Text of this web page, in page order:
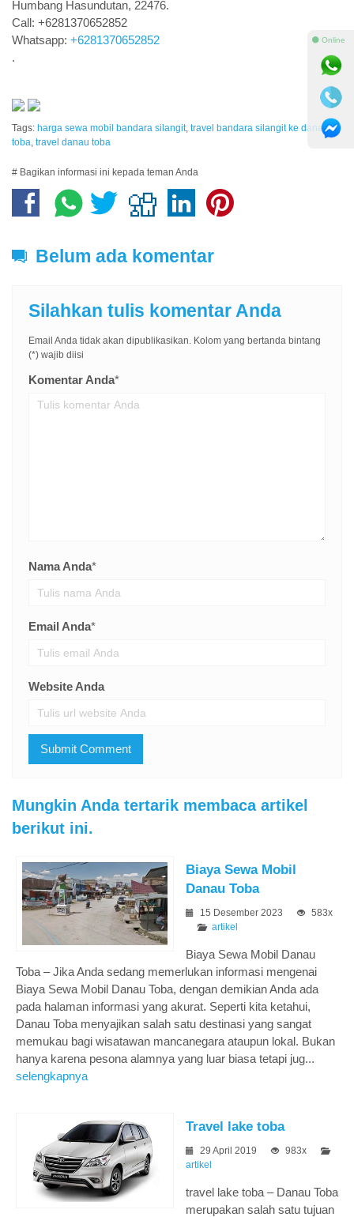
Humbang Hasundutan, 22476.
Call: +6281370652852
Whatsapp: +6281370652852
.
Tags: harga sewa mobil bandara silangit, travel bandara silangit ke danau
toba travel danau toba
# Bagikan informasi ini kepada teman Anda
Belum ada komentar
Silahkan tulis komentar Anda
Email Anda tidak akan dipublikasikan. Kolom yang bertanda bintang
(*) wajib diisi
Komentar Anda*
Nama Anda*
Email Anda*
Website Anda
Mungkin Anda tertarik membaca artikel
berikut ini.
Biaya Sewa Mobil
Danau Toba
15 Desember 2023
583x
artikel
Biaya Sewa Mobil Danau
Toba – Jika Anda sedang memerlukan informasi mengenai
Biaya Sewa Mobil Danau Toba, dengan demikian Anda ada
pada halaman informasi yang akurat. Seperti kita ketahui,
Danau Toba menyajikan salah satu destinasi yang sangat
memukau bagi wisatawan mancanegara ataupun lokal. Bukan
hanya karena pesona alamnya yang luar biasa tetapi jug...
selengkapnya
Travel lake toba
29 April 2019
983x
artikel
travel lake toba – Danau Toba
merupakan salah satu tujuan
⚫ Online